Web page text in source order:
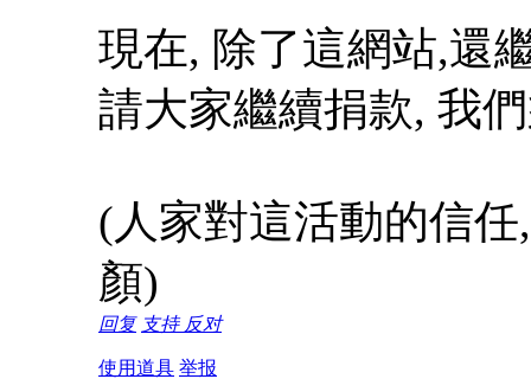
現在, 除了這網站,還
請大家繼續捐款, 我
(人家對這活動的信
顏)
回复 支持 反对
使用道具 举报